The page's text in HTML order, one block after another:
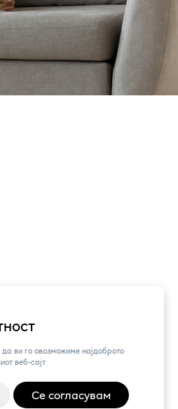
ви го овозможиме најдоброто
веб-сајт
Се согласувам